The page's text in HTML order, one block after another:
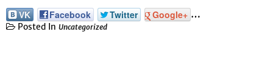
VK Facebook Twitter Google+ …
Posted In Uncategorized